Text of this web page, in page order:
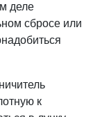
деле
сбросе или
к